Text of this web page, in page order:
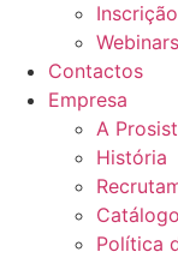
Webinars
Contactos
Empresa
A
História
Catálogo
Política